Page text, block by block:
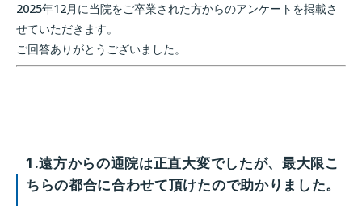
2025年12月に当院をご卒業された方からのアンケートを掲載さ
せていただきます。
ご回答ありがとうございました。
1.遠方からの通院は正直大変でしたが、最大限こ
ちらの都合に合わせて頂けたので助かりました。